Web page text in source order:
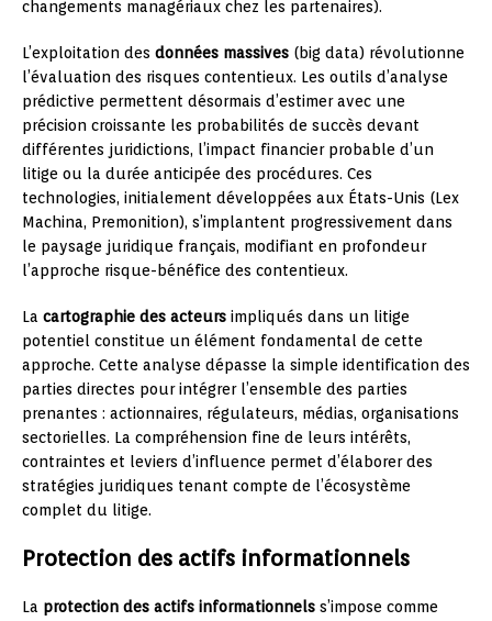
changements managériaux chez les partenaires).
L’exploitation des données massives (big data) révolutionne
l’évaluation des risques contentieux. Les outils d’analyse
prédictive permettent désormais d’estimer avec une
précision croissante les probabilités de succès devant
différentes juridictions, l’impact financier probable d’un
litige ou la durée anticipée des procédures. Ces
technologies, initialement développées aux États-Unis (Lex
Machina, Premonition), s’implantent progressivement dans
le paysage juridique français, modifiant en profondeur
l’approche risque-bénéfice des contentieux.
La cartographie des acteurs impliqués dans un litige
potentiel constitue un élément fondamental de cette
approche. Cette analyse dépasse la simple identification des
parties directes pour intégrer l’ensemble des parties
prenantes : actionnaires, régulateurs, médias, organisations
sectorielles. La compréhension fine de leurs intérêts,
contraintes et leviers d’influence permet d’élaborer des
stratégies juridiques tenant compte de l’écosystème
complet du litige.
Protection des actifs informationnels
La protection des actifs informationnels s’impose comme